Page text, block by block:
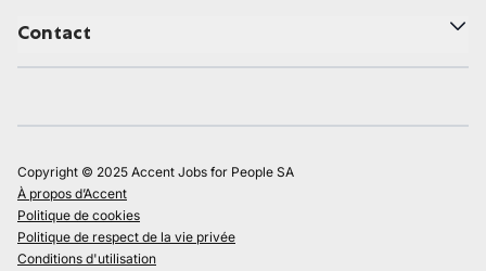
Contact
Copyright © 2025 Accent Jobs for People SA
À propos d’Accent
Politique de cookies
Politique de respect de la vie privée
Conditions d'utilisation